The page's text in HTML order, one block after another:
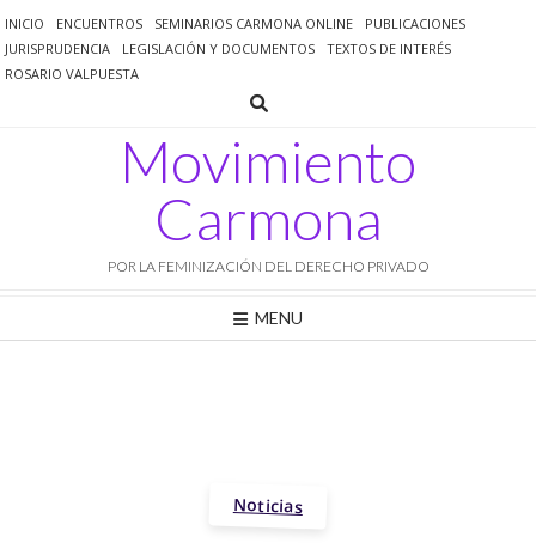
al
contenido
INICIO ENCUENTROS SEMINARIOS CARMONA ONLINE
PUBLICACIONES
JURISPRUDENCIA
LEGISLACIÓN Y DOCUMENTOS
TEXTOS DE INTERÉS
ROSARIO VALPUESTA
Movimiento
Carmona
POR LA FEMINIZACIÓN DEL DERECHO PRIVADO
MENU
Noticias